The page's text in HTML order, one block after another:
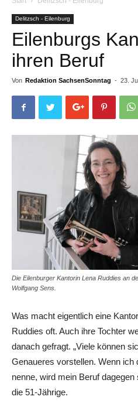
Delitzsch - Eilenburg
Eilenburgs
ihren Beruf
Von Redaktion SachsenSonntag - 23.
Die Eilenburger Kantorin Lena Ruddies an
Wolfgang Sens.
Was macht eigentlich eine
Ruddies oft. Auch ihre Tochter
danach gefragt. „Viele können
Genaueres vorstellen. Wenn
nenne, wird mein Beruf
die 51-Jährige.